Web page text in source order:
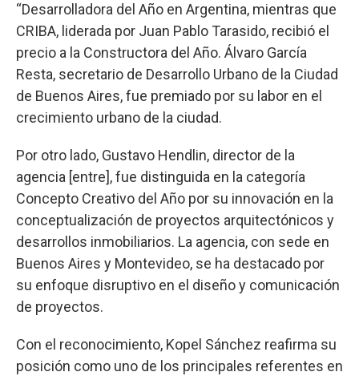
“Desarrolladora del Año en Argentina, mientras que
CRIBA, liderada por Juan Pablo Tarasido, recibió el
precio a la Constructora del Año. Álvaro García
Resta, secretario de Desarrollo Urbano de la Ciudad
de Buenos Aires, fue premiado por su labor en el
crecimiento urbano de la ciudad.
Por otro lado, Gustavo Hendlin, director de la
agencia [entre], fue distinguida en la categoría
Concepto Creativo del Año por su innovación en la
conceptualización de proyectos arquitectónicos y
desarrollos inmobiliarios. La agencia, con sede en
Buenos Aires y Montevideo, se ha destacado por
su enfoque disruptivo en el diseño y comunicación
de proyectos.
Con el reconocimiento, Kopel Sánchez reafirma su
posición como uno de los principales referentes en